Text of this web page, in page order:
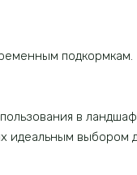
подкормкам.
в
идеальным выбором